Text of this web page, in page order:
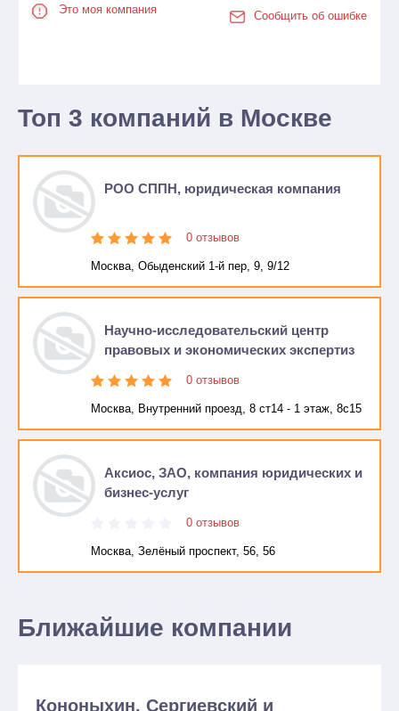
Это моя компания Сообщить об ошибке
Топ 3 компаний в Москве
РОО СППН, юридическая компания
0 отзывов
Москва, Обыденский 1-й пер, 9, 9/12
Научно-исследовательский центр
правовых и экономических экспертиз
0 отзывов
Москва, Внутренний проезд, 8 ст14 - 1 этаж, 8с15
Аксиос, ЗАО, компания юридических и
бизнес-услуг
0 отзывов
Москва, Зелёный проспект, 56, 56
Ближайшие компании
Кононыхин, Сергиевский и